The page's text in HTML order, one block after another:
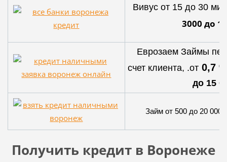
Вивус от 15 до 30
3000 до
Еврозаем Займы
счет клиента, .от0,7
до 15
Займ от 500 до 20 000
Получить кредит в Воронеже